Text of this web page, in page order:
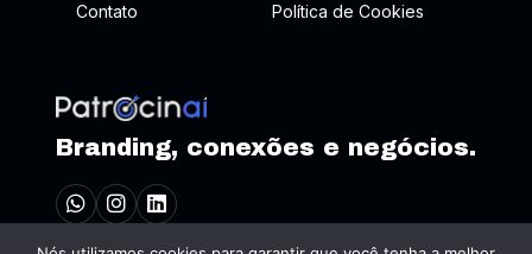
Branding, conexões e negócios.
Contato
Política de Cookies